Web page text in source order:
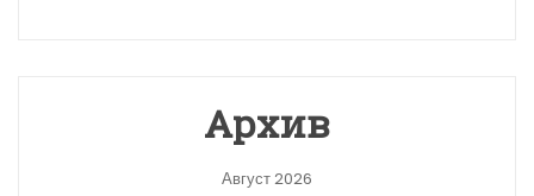
Архив
Август 2026